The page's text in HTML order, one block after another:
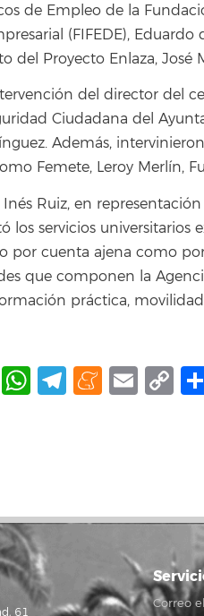
de Empleo de la
(FIFEDE),
del Proyecto Enlaza, José
del director del
Ciudadana del
Además,
Femete, Leroy Merlín,
Ruiz, en
los servicios universitarios
por cuenta ajena como
que componen la
práctica,
LinkedIn
WhatsApp
Telegram
61
Correo